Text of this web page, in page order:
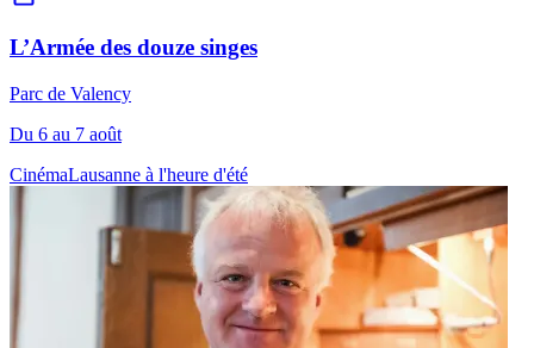
L’Armée des douze singes
Parc de Valency
Du 6 au 7 août
CinémaLausanne à l'heure d'été